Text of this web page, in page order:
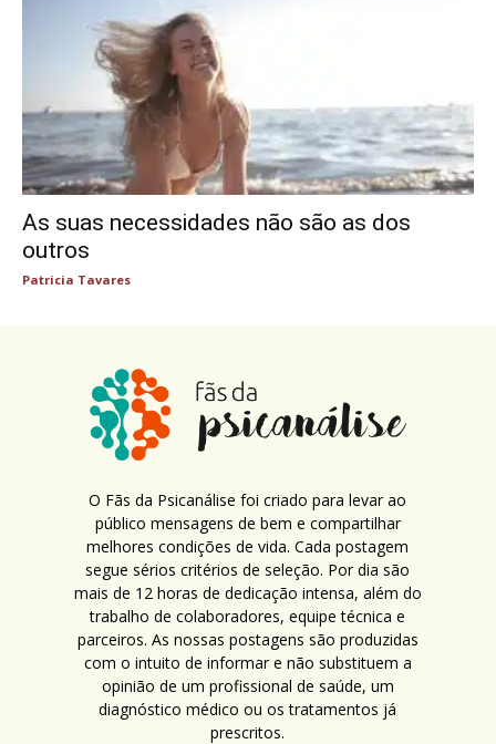
As suas necessidades não são as dos
outros
Patricia Tavares
O Fãs da Psicanálise foi criado para levar ao
público mensagens de bem e compartilhar
melhores condições de vida. Cada postagem
segue sérios critérios de seleção. Por dia são
mais de 12 horas de dedicação intensa, além do
trabalho de colaboradores, equipe técnica e
parceiros. As nossas postagens são produzidas
com o intuito de informar e não substituem a
opinião de um profissional de saúde, um
diagnóstico médico ou os tratamentos já
prescritos.